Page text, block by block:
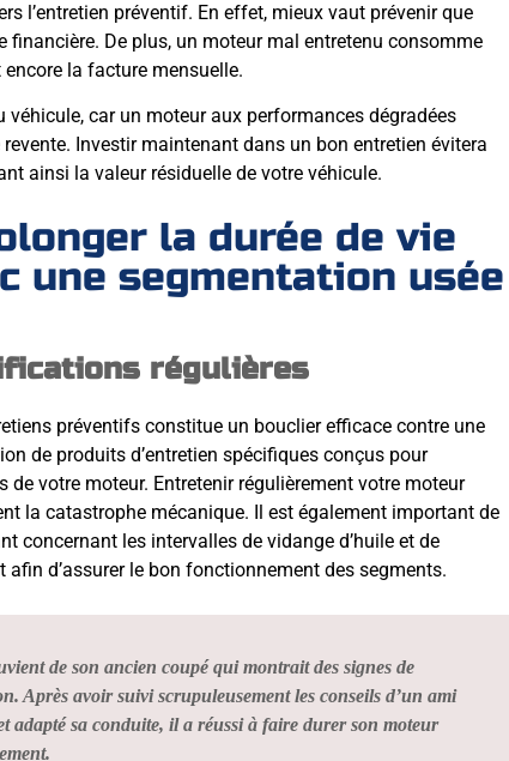
l’entretien préventif. En effet, mieux vaut prévenir que
financière. De plus, un moteur mal entretenu consomme
la facture mensuelle.
car un moteur aux performances dégradées
Investir maintenant dans un bon entretien évitera
ainsi la valeur résiduelle de votre véhicule.
la durée de vie
une segmentation usée
régulières
préventifs constitue un bouclier efficace contre une
de produits d’entretien spécifiques conçus pour
votre moteur. Entretenir régulièrement votre moteur
la catastrophe mécanique. Il est également important de
concernant les intervalles de vidange d’huile et de
d’assurer le bon fonctionnement des segments.
de son ancien coupé qui montrait des signes de
Après avoir suivi scrupuleusement les conseils d’un ami
adapté sa conduite, il a réussi à faire durer son moteur